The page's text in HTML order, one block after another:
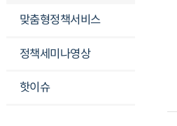
맞춤형정책서비스
정책세미나영상
핫이슈